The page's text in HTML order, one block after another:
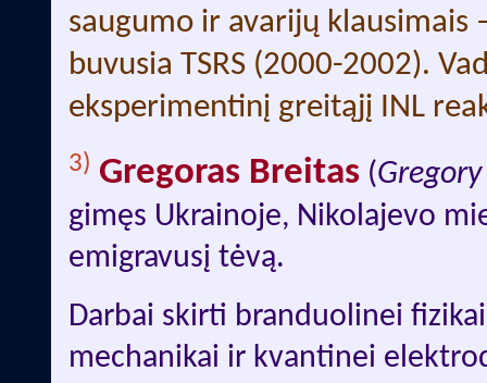
saugumo ir avarijų klausimais
buvusia TSRS (2000-2002).
eksperimentinį greitąjį INL
3) Gregoras Breitas (
gimęs Ukrainoje, Nikolajevo
emigravusį tėvą.
Darbai skirti branduolinei
mechanikai ir kvantinei